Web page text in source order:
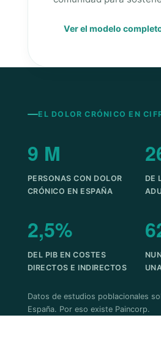
Ver el modelo
EL DOLOR CRÓNICO EN
9 M
PERSONAS CON DOLOR
CRÓNICO EN ESPAÑA
DE
2,5%
DEL PIB EN COSTES
DIRECTOS E INDIRECTOS
Datos de estudios poblacionales
España. Por eso existe Paincorp.